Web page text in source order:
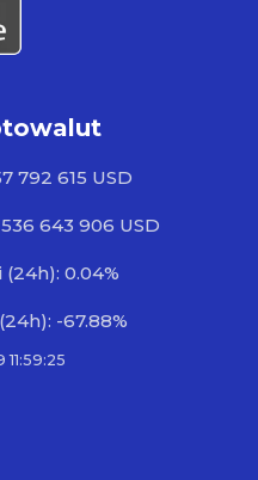
792 615 USD
643 906 USD
0.04%
-67.88%